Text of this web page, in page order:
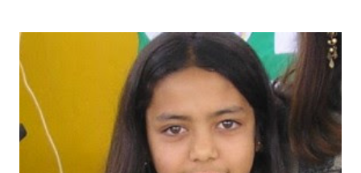
que administra o Terminal Rodoviário do Tietê (SP), agora é
a responsável pela administração do aeroporto são-
joanense. Segundo informou a gerente Aline Flávia
Resende, a empresa já está pensando nos turistas da Copa
do Mundo de 2014 que estarão em cidades próximas daqui,
como o Rio de Janeiro e Belo Horizonte. A intenção é